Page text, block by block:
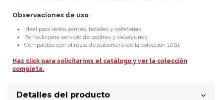
Observaciones de uso
Ideal para restaurantes, hoteles y cafeterías
Perfecto para servicio de postres y desayunos
Compatible con el resto de cubertería de la colección 1001
Haz click para solicitarnos el catálogo y ver la colección
completa.
Detalles del producto